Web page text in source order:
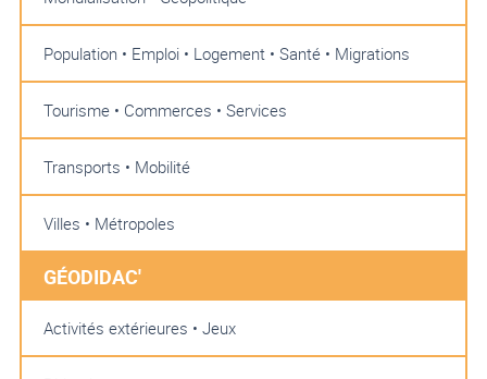
Population • Emploi • Logement • Santé • Migrations
Tourisme • Commerces • Services
Transports • Mobilité
Villes • Métropoles
GÉODIDAC'
Activités extérieures • Jeux